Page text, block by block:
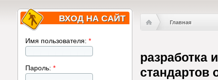
ВХОД НА САЙТ
Имя пользователя: *
Пароль: *
Главная
разработка
стандартов